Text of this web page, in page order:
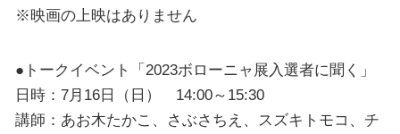
※映画の上映はありません
●トークイベント「2023ボローニャ展入選者に聞く」
日時：7月16日（日） 14:00～15:30
講師：あお木たかこ、さぶさちえ、スズキトモコ、チ